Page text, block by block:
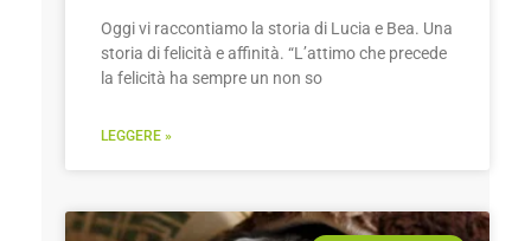
Oggi vi raccontiamo la storia di Lucia e Bea. Una
storia di felicità e affinità. “L’attimo che precede
la felicità ha sempre un non so
LEGGERE »